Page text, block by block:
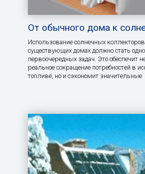
От обычного дома к
Использование солнечных
существующих домах должно стать
первоочередных задач. Это обеспечит
реальное сокращение потребностей в
топливе, но и сэкономит значительные